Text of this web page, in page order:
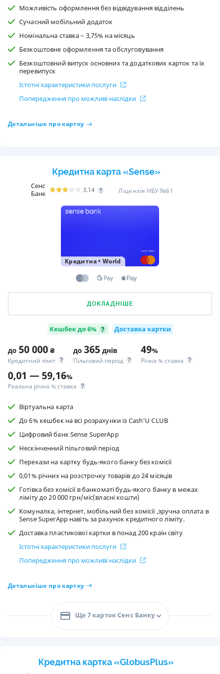
Можливість оформлення без відвідування відділень
Сучасний мобільний додаток
Номінальна ставка – 3,75% на місяць
Безкоштовне оформлення та обслуговування
Безкоштовний випуск основних та додаткових карток та їх
перевипуск
Істотні характеристики послуги
Попередження про можливі наслідки
Детальніше про картку
Кредитна карта «Sense»
Сенс
Банк
3.14 Ліцензія НБУ №61
Кредитна• World
ДОКЛАДНІШЕ
Кешбек до 6% Доставка картки
до 50 000 ₴
Кредитний ліміт
до 365 днів
Пільговий період
49%
Річна % ставка
0,01 — 59,16%
Реальна річна % ставка
Віртуальна карта
До 6% кешбек на всі розрахунки із Cash'U CLUB
Цифровий банк Sense SuperApp
Нескінченний пільговий період
Перекази на картку будь-якого банку без комісії
0,01% річних на розстрочку товарів до 24 місяців
Готівка без комісії в банкоматі будь-якого банку в межах
ліміту до 20 000 грн/міс(власні кошти)
Комуналка, інтернет, мобільний без комісії ,зручна оплата в
Sense SuperApp навіть за рахунок кредитного ліміту.
Доставка пластикової картки в понад 200 країн світу
Істотні характеристики послуги
Попередження про можливі наслідки
Детальніше про картку
Ще 7 карток Сенс Банку
Кредитна картка «GlobusPlus»